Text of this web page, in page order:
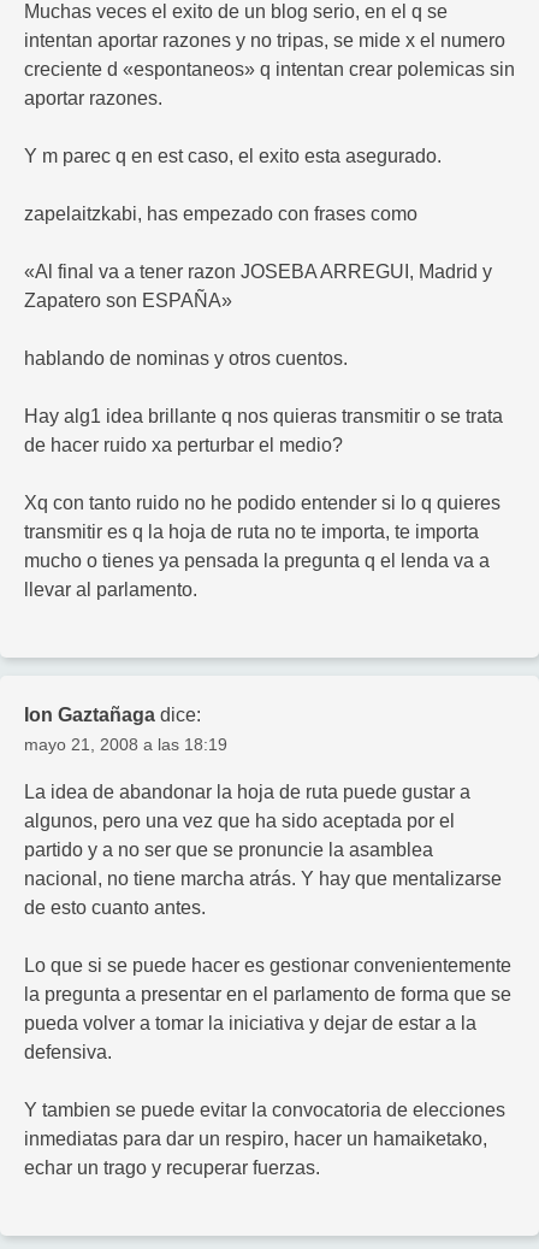
Muchas veces el exito de un blog serio, en el q se
intentan aportar razones y no tripas, se mide x el numero
creciente d «espontaneos» q intentan crear polemicas sin
aportar razones.
Y m parec q en est caso, el exito esta asegurado.
zapelaitzkabi, has empezado con frases como
«Al final va a tener razon JOSEBA ARREGUI, Madrid y
Zapatero son ESPAÑA»
hablando de nominas y otros cuentos.
Hay alg1 idea brillante q nos quieras transmitir o se trata
de hacer ruido xa perturbar el medio?
Xq con tanto ruido no he podido entender si lo q quieres
transmitir es q la hoja de ruta no te importa, te importa
mucho o tienes ya pensada la pregunta q el lenda va a
llevar al parlamento.
Ion Gaztañaga dice:
mayo 21, 2008 a las 18:19
La idea de abandonar la hoja de ruta puede gustar a
algunos, pero una vez que ha sido aceptada por el
partido y a no ser que se pronuncie la asamblea
nacional, no tiene marcha atrás. Y hay que mentalizarse
de esto cuanto antes.
Lo que si se puede hacer es gestionar convenientemente
la pregunta a presentar en el parlamento de forma que se
pueda volver a tomar la iniciativa y dejar de estar a la
defensiva.
Y tambien se puede evitar la convocatoria de elecciones
inmediatas para dar un respiro, hacer un hamaiketako,
echar un trago y recuperar fuerzas.